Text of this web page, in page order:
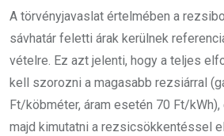
A törvényjavaslat értelmében a
sávhatár feletti árak kerülnek
vételre. Ez azt jelenti, hogy a teljes
kell szorozni a magasabb rezsiárral
Ft/köbméter, áram esetén 70 Ft/
majd kimutatni a rezsicsökkentéssel